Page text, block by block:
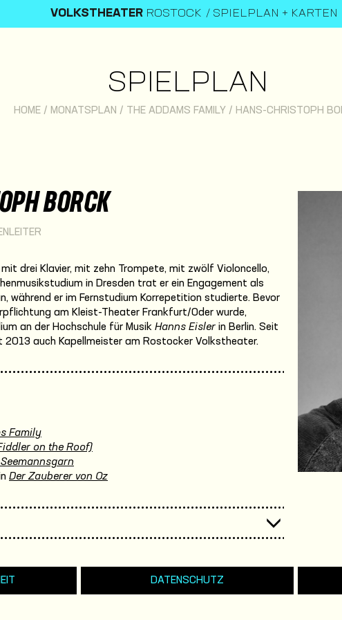
VOLKSTHEATER ROSTOCK SPIELPLAN + KARTEN
SPIELPLAN
HOME / MONATSPLAN / THE ADDAMS FAMILY / HANS-CHRISTOPH
BORCK
drei Klavier, mit zehn Trompete, mit zwölf Violoncello,
in Dresden trat er ein Engagement als
während er im Fernstudium Korrepetition studierte. Bevor
am Kleist-Theater Frankfurt/Oder wurde,
an der Hochschule für Musik Hanns Eisler in Berlin. Seit
auch Kapellmeister am Rostocker Volkstheater.
Family
on the Roof)
Der Zauberer von Oz
DATENSCHUTZ